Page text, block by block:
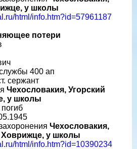
у школы
html/info.htm?id=57961187
потери
400 ап
сержант
Чехословакия, Угорский
у школы
Чехословакия,
Ховрижце, у школы
html/info.htm?id=10390234